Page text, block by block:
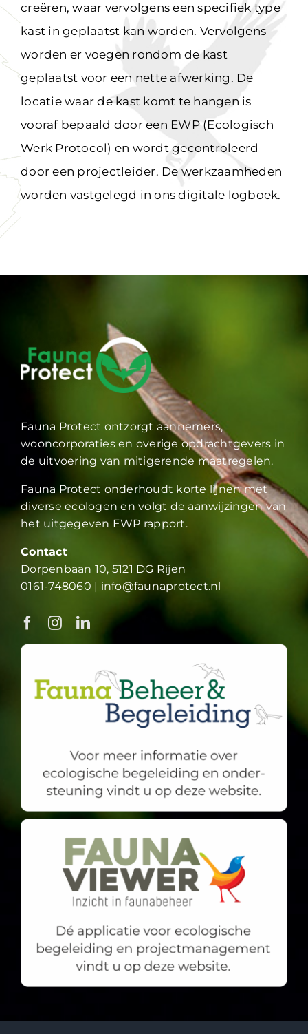
creëren, waar vervolgens een specifiek type
kast in geplaatst kan worden. Vervolgens
worden er voegen rondom de kast
geplaatst voor een nette afwerking. De
locatie waar de kast komt te hangen is
vooraf bepaald door een EWP (Ecologisch
Werk Protocol) en wordt gecontroleerd
door een projectleider. De werkzaamheden
worden vastgelegd in ons digitale logboek.
Fauna Protect ontzorgt aannemers,
wooncorporaties en overige opdrachtgevers in
de uitvoering van mitigerende maatregelen.
Fauna Protect onderhoudt korte lijnen met
diverse ecologen en volgt de aanwijzingen van
het uitgegeven EWP rapport.
Contact
Dorpenbaan 10, 5121 DG Rijen
0161-748060 | info@faunaprotect.nl